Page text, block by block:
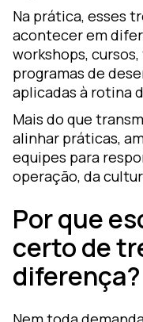
Na prática, esses
acontecer em
workshops,
programas de
aplicadas à rotina
Mais do que
alinhar práticas,
equipes para
operação, da
Por que
certo de
diferença?